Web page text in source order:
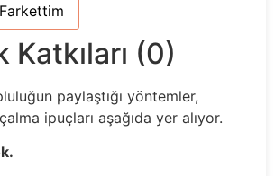
Katkıları (0)
paylaştığı yöntemler,
ipuçları aşağıda yer alıyor.